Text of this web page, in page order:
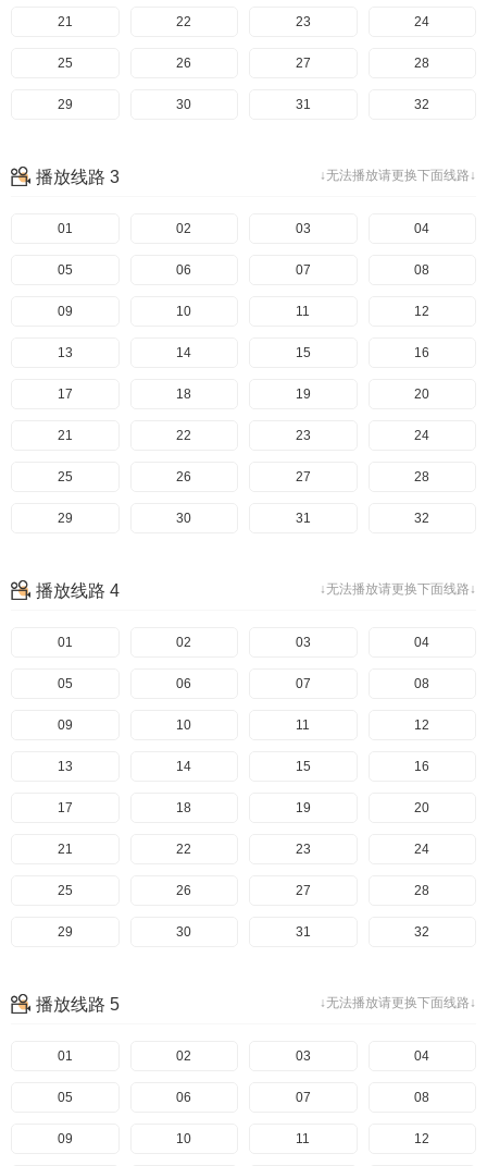
21 22 23 24
25 26 27 28
29 30 31 32
↓无法播放请更换下面线路↓
播放线路 3
01 02 03 04
05 06 07 08
09 10 11 12
13 14 15 16
17 18 19 20
21 22 23 24
25 26 27 28
29 30 31 32
↓无法播放请更换下面线路↓
播放线路 4
01 02 03 04
05 06 07 08
09 10 11 12
13 14 15 16
17 18 19 20
21 22 23 24
25 26 27 28
29 30 31 32
↓无法播放请更换下面线路↓
播放线路 5
01 02 03 04
05 06 07 08
09 10 11 12